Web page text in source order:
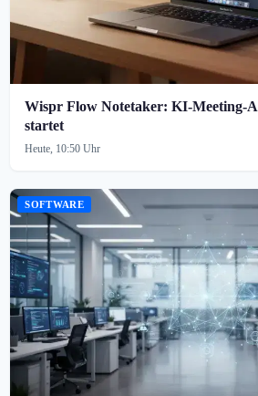
Wispr Flow Notetaker: KI-Meeting-
startet
Heute, 10:50 Uhr
SOFTWARE